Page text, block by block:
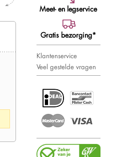
Meet- en legservice
Gratis bezorging*
Klantenservice
Veel gestelde vragen